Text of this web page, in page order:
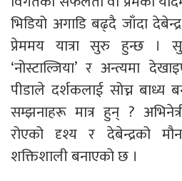
भिडियो अगाडि बढ्दै जाँदा
प्रेममय यात्रा सुरु हुन्छ ।
‘नोस्टाल्जिया’ र अन्त्यमा
पीडाले दर्शकलाई सोच्न बाध्य
सम्झनाहरू मात्र हुन् ?
रोएको दृश्य र देबेन्द्रको
शक्तिशाली बनाएको छ ।